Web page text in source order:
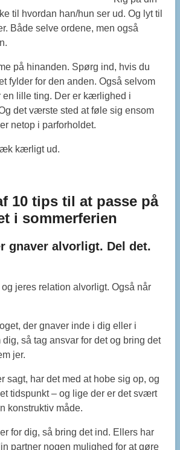
til hvordan han/hun ser ud. Og lyt til
Både selve ordene, men også
på hinanden. Spørg ind, hvis du
fylder for den anden. Også selvom
en lille ting. Der er kærlighed i
det værste sted at føle sig ensom
netop i parforholdet.
kærligt ud.
10 tips til at passe på
i sommerferien
gnaver alvorligt. Del det.
jeres relation alvorligt. Også når
der gnaver inde i dig eller i
så tag ansvar for det og bring det
jer.
sagt, har det med at hobe sig op, og
tidspunkt – og lige der er det svært
konstruktiv måde.
for dig, så bring det ind. Ellers har
partner nogen mulighed for at gøre